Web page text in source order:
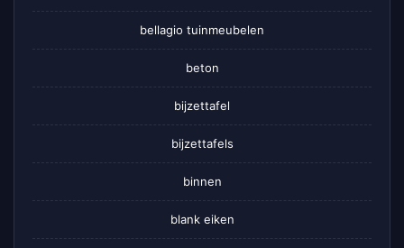
bellagio tuinmeubelen
beton
bijzettafel
bijzettafels
binnen
blank eiken